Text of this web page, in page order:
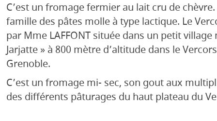
C’est un fromage fermier au lait cru de
famille des pâtes molle à type lactique. Le
par Mme LAFFONT située dans un petit village
Jarjatte » à 800 mètre d’altitude dans le
Grenoble.
C’est un fromage mi- sec, son gout aux
des différents pâturages du haut plateau du